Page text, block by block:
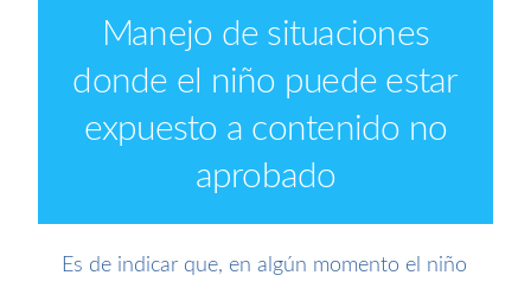
Manejo de situaciones
donde el niño puede estar
expuesto a contenido no
aprobado
Es de indicar que, en algún momento el niño